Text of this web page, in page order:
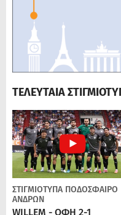
ΤΕΛΕΥΤΑΙΑ
ΣΤΙΓΜΙΟΤΥΠΑ ΠΟΔΌΣΦΑΙΡΟ
ΑΝΔΡΏΝ
WILLEM - ΟΦΗ 2-1